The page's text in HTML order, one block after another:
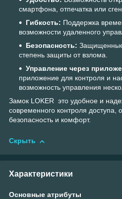
смартфона, отпечатка или
Гибкость: Поддержка
возможности удаленного
Безопасность: Защищенные
степень защиты от взлома.
Управление через
приложение для контроля и
возможность управления
Замок LOKER это удобное и
современного контроля доступа,
безопасность и комфорт.
Скрыть
Характеристики
Основные атрибуты